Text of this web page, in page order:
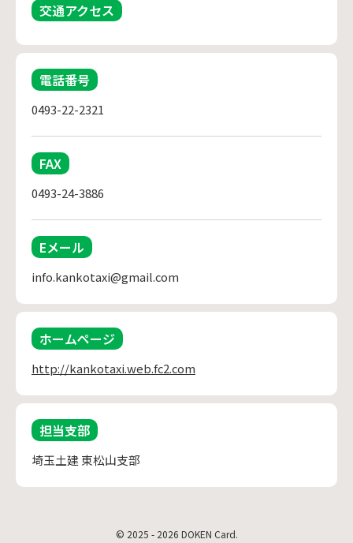
交通アクセス
電話番号
0493-22-2321
FAX
0493-24-3886
Eメール
info.kankotaxi@gmail.com
ホームページ
http://kankotaxi.web.fc2.com
担当支部
埼玉土建 東松山支部
© 2025 - 2026 DOKEN Card.